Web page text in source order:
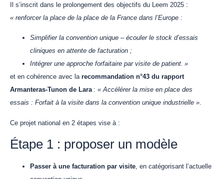
Il s’inscrit dans le prolongement des objectifs du Leem 2025 :
« renforcer la place de la place de la France dans l’Europe :
Simplifier la convention unique – écouler le stock d’essais
cliniques en attente de facturation ;
Intégrer une approche forfaitaire par visite de patient. »
et en cohérence avec la recommandation n°43 du rapport
Armanteras-Tunon de Lara: « Accélérer la mise en place des
essais : Forfait à la visite dans la convention unique industrielle ».
Ce projet national en 2 étapes vise à :
Étape 1 : proposer un modèle
Passer à une facturation par visite , en catégorisant l’actuelle